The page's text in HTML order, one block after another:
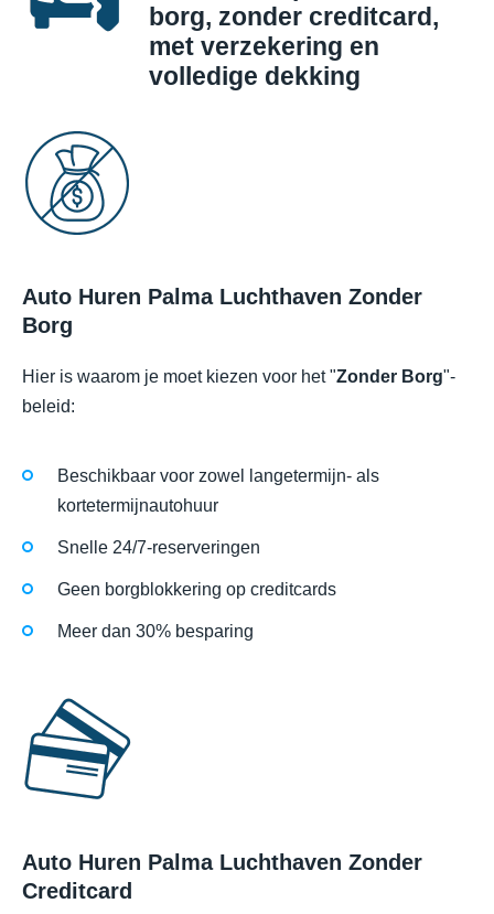
borg, zonder creditcard,
met verzekering en
volledige dekking
Auto Huren Palma Luchthaven Zonder
Borg
Hier is waarom je moet kiezen voor het "Zonder Borg"-
beleid:
Beschikbaar voor zowel langetermijn- als
kortetermijnautohuur
Snelle 24/7-reserveringen
Geen borgblokkering op creditcards
Meer dan 30% besparing
Auto Huren Palma Luchthaven Zonder
Creditcard